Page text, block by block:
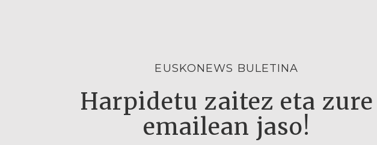
EUSKONEWS BULETINA
Harpidetu zaitez eta zure
emailean jaso!